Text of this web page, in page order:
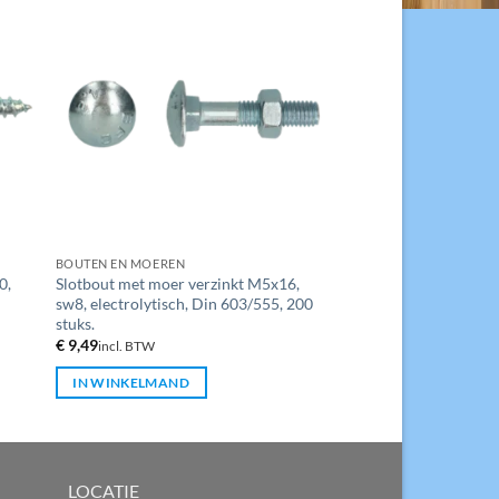
BOUTEN EN MOEREN
Slotbout met moer verzinkt M5x16,
sw8, electrolytisch, Din 603/555, 200
stuks.
€9,49incl. BTW
IN WINKELMAND
LOCATIE